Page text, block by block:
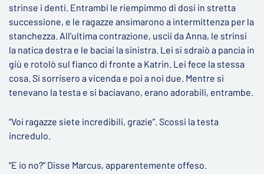
strinse i denti. Entrambi le riempimmo di dosi in stretta
successione, e le ragazze ansimarono a intermittenza per la
stanchezza. All'ultima contrazione, uscii da Anna, le strinsi
la natica destra e le baciai la sinistra. Lei si sdraiò a pancia in
giù e rotolò sul fianco di fronte a Katrin. Lei fece la stessa
cosa. Si sorrisero a vicenda e poi a noi due. Mentre si
tenevano la testa e si baciavano, erano adorabili, entrambe.
“Voi ragazze siete incredibili, grazie”. Scossi la testa
incredulo.
“E io no?” Disse Marcus, apparentemente offeso.